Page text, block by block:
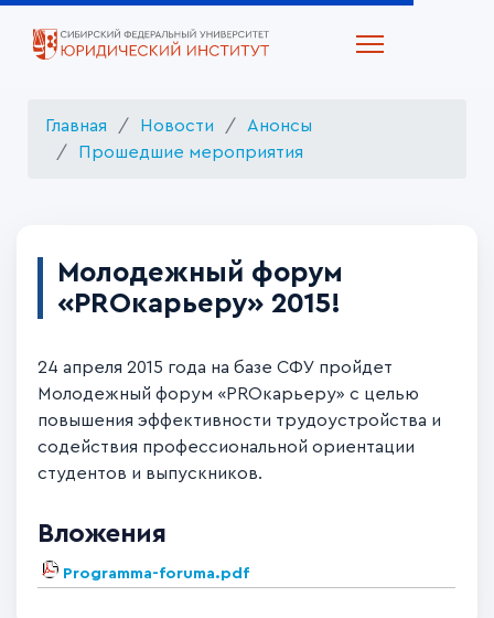
Главная Новости
Анонсы
Прошедшие мероприятия
Молодежный форум
«PROкарьеру» 2015!
24 апреля 2015 года на базе СФУ пройдет
Молодежный форум «PROкарьеру» с целью
повышения эффективности трудоустройства и
содействия профессиональной ориентации
студентов и выпускников.
Вложения
Programma-foruma.pdf